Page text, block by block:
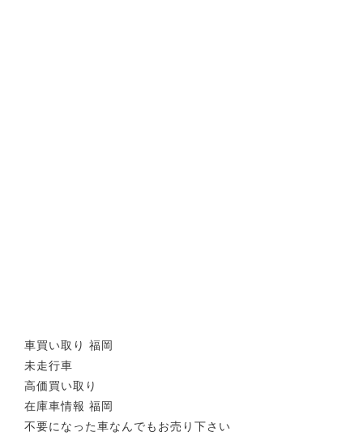
車買い取り 福岡
未走行車
高価買い取り
在庫車情報 福岡
不要になった車なんでもお売り下さい